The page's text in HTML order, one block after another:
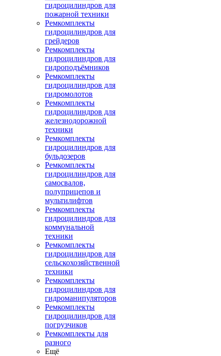
гидроцилиндров для
пожарной техники
Ремкомплекты
гидроцилиндров для
грейдеров
Ремкомплекты
гидроцилиндров для
гидроподъёмников
Ремкомплекты
гидроцилиндров для
гидромолотов
Ремкомплекты
гидроцилиндров для
железнодорожной
техники
Ремкомплекты
гидроцилиндров для
бульдозеров
Ремкомплекты
гидроцилиндров для
самосвалов,
полуприцепов и
мультилифтов
Ремкомплекты
гидроцилиндров для
коммунальной
техники
Ремкомплекты
гидроцилиндров для
сельскохозяйственной
техники
Ремкомплекты
гидроцилиндров для
гидроманипуляторов
Ремкомплекты
гидроцилиндров для
погрузчиков
Ремкомплекты для
разного
Ещё